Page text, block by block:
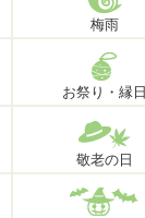
梅雨
お祭り・縁日
敬老の日